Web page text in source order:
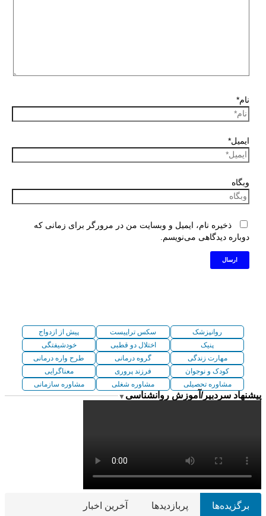
نام*
ایمیل*
وبگاه
ذخیره نام، ایمیل و وبسایت من در مرورگر برای زمانی که
دوباره دیدگاهی می‌نویسم.
روانپزشک سکس تراپیست
پیش از ازدواج
پنیک
اختلال دو قطبی
خودشیفتگی
مهارت زندگی
گروه درمانی
طرح واره درمانی
کودک و نوجوان
فرزند پروری
معناگرایی
مشاوره تحصیلی
مشاوره شغلی مشاوره سازمانی
پیشنهاد سردبیر/آموزش روانشناسی ▼
برگزیده‌ها پربازدیدها آخرین اخبار